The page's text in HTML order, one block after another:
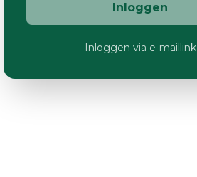
Inloggen
Inloggen via e-maillink